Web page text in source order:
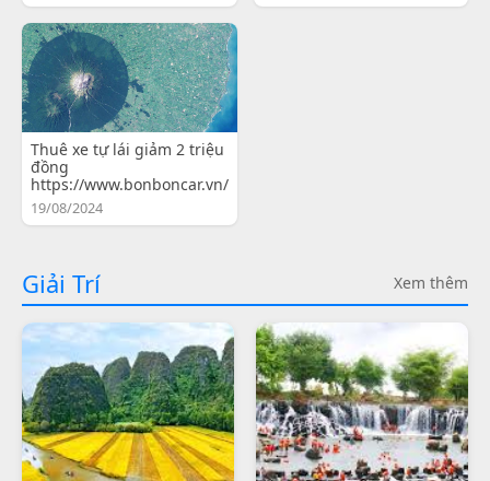
Thuê xe tự lái giảm 2 triệu
đồng
https://www.bonboncar.vn/
19/08/2024
Giải Trí Xem thêm